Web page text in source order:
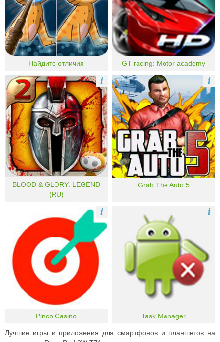
Найдите отличия GT racing: Motor academy
BLOOD & GLORY: LEGEND
(RU)
i
Grab The Auto 5
i
Pinco Casino
i
Task Manager
i
Лучшие игры и приложения для смартфонов и планшетов на